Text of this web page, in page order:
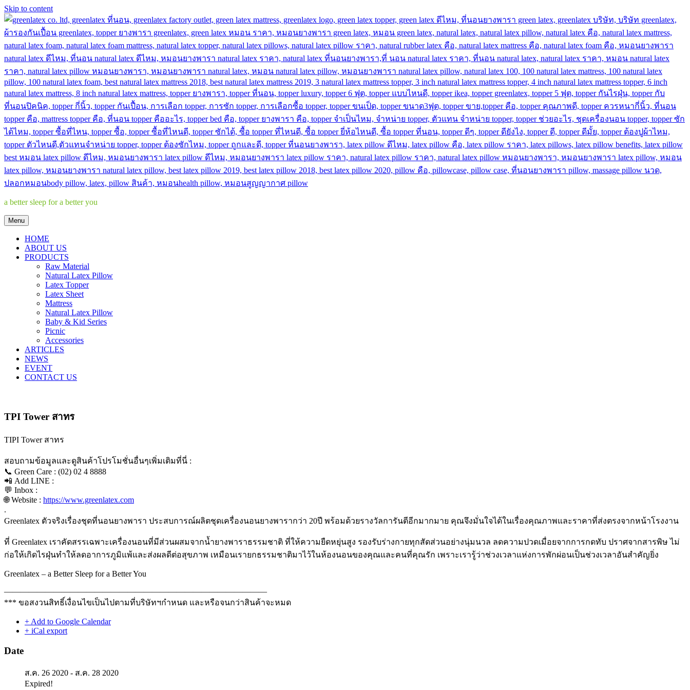
Skip to content
a better sleep for a better you
Menu
HOME
ABOUT US
PRODUCTS
Raw Material
Natural Latex Pillow
Latex Topper
Latex Sheet
Mattress
Natural Latex Pillow
Baby & Kid Series
Picnic
Accessories
ARTICLES
NEWS
EVENT
CONTACT US
TPI Tower สาทร
TIPI Tower สาทร
สอบถามข้อมูลและดูสินค้าโปรโมชั่นอื่นๆเพิ่มเติมที่นี่ :
📞 Green Care : (02) 02 4 8888
📲 Add LINE :
💬 Inbox :
🌐Website : https://www.greenlatex.com
.
Greenlatex ตัวจริงเรื่องชุดที่นอนยางพารา ประสบการณ์ผลิตชุดเครื่องนอนยางพารากว่า 20ปี พร้อมด้วยรางวัลการันตีอีกมากมาย คุณจึงมั่นใจได้ในเรื่องคุณภาพและราคาที่ส่งตรงจากหน้าโรงงาน
ที่ Greenlatex เราคัดสรรเฉพาะเครื่องนอนที่มีส่วนผสมจากน้ำยางพาราธรรมชาติ ที่ให้ความยืดหยุ่นสูง รองรับร่างกายทุกสัดส่วนอย่างนุ่มนวล ลดความปวดเมื่อยจากการกดทับ ปราศจากสารพิษ ไม่
ก่อให้เกิดไรฝุ่นทำให้ลดอาการภูมิแพ้และส่งผลดีต่อสุขภาพ เหมือนเรายกธรรมชาติมาไว้ในห้องนอนของคุณและคนที่คุณรัก เพราะเรารู้ว่าช่วงเวลาแห่งการพักผ่อนเป็นช่วงเวลาอันสำคัญยิ่ง
Greenlatex – a Better Sleep for a Better You
————————————————————————————————
*** ขอสงวนสิทธิ์เงื่อนไขเป็นไปตามที่บริษัทฯกำหนด และหรือจนกว่าสินค้าจะหมด
+ Add to Google Calendar
+ iCal export
Date
ส.ค. 26 2020 - ส.ค. 28 2020
Expired!